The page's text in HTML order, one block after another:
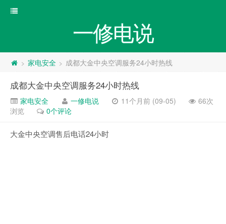
一修电说
> 家电安全 > 成都大金中央空调服务24小时热线
成都大金中央空调服务24小时热线
家电安全 一修电说 11个月前 (09-05)
66次
浏览
0个评论
大金中央空调售后电话24小时